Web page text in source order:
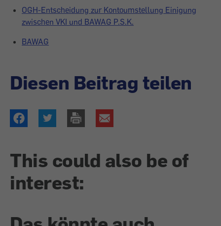
OGH-Entscheidung zur Kontoumstellung Einigung
zwischen VKI und BAWAG P.S.K.
BAWAG
Diesen Beitrag teilen
This could also be of
interest: